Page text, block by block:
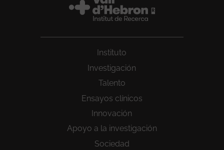
Instituto
Investigación
Talento
Ensayos clínicos
Innovación
Apoyo a la investigación
Sociedad